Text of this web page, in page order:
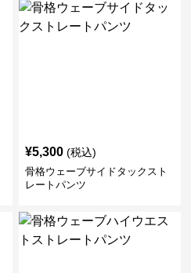
¥5,300 (税込)
骨格ウェーブサイドタックスト
レートパンツ